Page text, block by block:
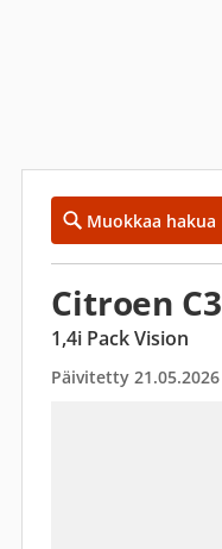
Muokkaa hakua
Citroen C3
1,4i Pack Vision
Päivitetty 21.05.2026